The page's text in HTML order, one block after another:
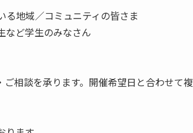
る地域／コミュニティの皆さま
など学生のみなさん
相談を承ります。開催希望日と合わせて